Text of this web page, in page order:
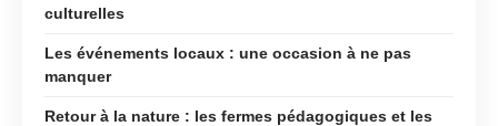
culturelles
Les événements locaux : une occasion à ne pas
manquer
Retour à la nature : les fermes pédagogiques et les